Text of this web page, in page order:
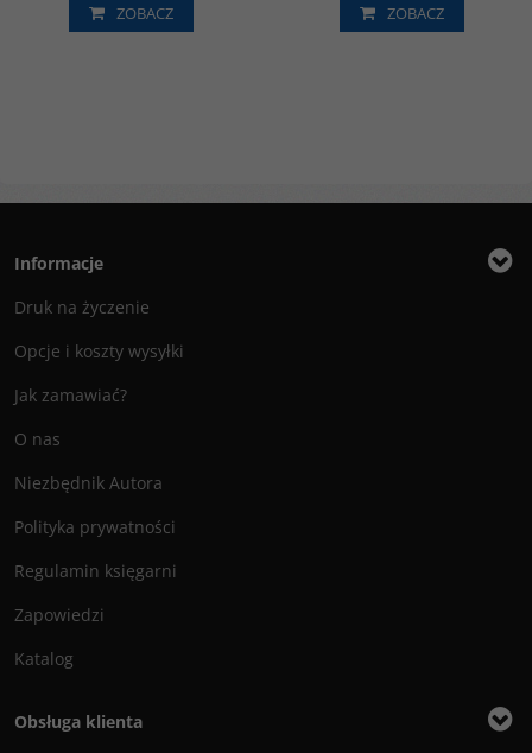
ZOBACZ ZOBACZ
Informacje
Druk na życzenie
Opcje i koszty wysyłki
Jak zamawiać?
O nas
Niezbędnik Autora
Polityka prywatności
Regulamin księgarni
Zapowiedzi
Katalog
Obsługa klienta